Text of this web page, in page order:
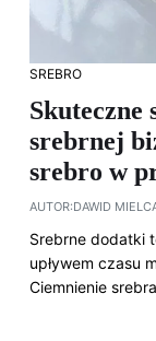
SREBRO
Skuteczne
srebrnej
srebro w
AUTOR:DAWID
Srebrne dodatki
upływem czasu
Ciemnienie